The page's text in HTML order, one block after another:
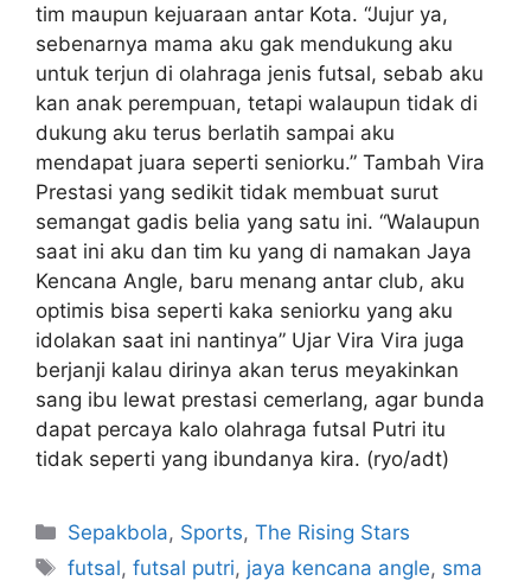
tim maupun kejuaraan antar Kota. “Jujur ya,
sebenarnya mama aku gak mendukung aku
untuk terjun di olahraga jenis futsal, sebab aku
kan anak perempuan, tetapi walaupun tidak di
dukung aku terus berlatih sampai aku
mendapat juara seperti seniorku.” Tambah Vira
Prestasi yang sedikit tidak membuat surut
semangat gadis belia yang satu ini. “Walaupun
saat ini aku dan tim ku yang di namakan Jaya
Kencana Angle, baru menang antar club, aku
optimis bisa seperti kaka seniorku yang aku
idolakan saat ini nantinya” Ujar Vira Vira juga
berjanji kalau dirinya akan terus meyakinkan
sang ibu lewat prestasi cemerlang, agar bunda
dapat percaya kalo olahraga futsal Putri itu
tidak seperti yang ibundanya kira. (ryo/adt)
Sepakbola, Sports,The Rising Stars
futsal,futsal putri, jaya kencana angle, sma